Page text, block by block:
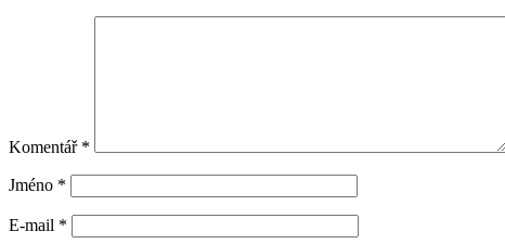
Komentář *
Jméno *
E-mail *